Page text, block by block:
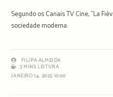
Segundo os Canais TV Cine, "La
sociedade moderna.
FILIPA ALMEIDA
3 MINS LEITURA
JANEIRO 14, 2025 10:00